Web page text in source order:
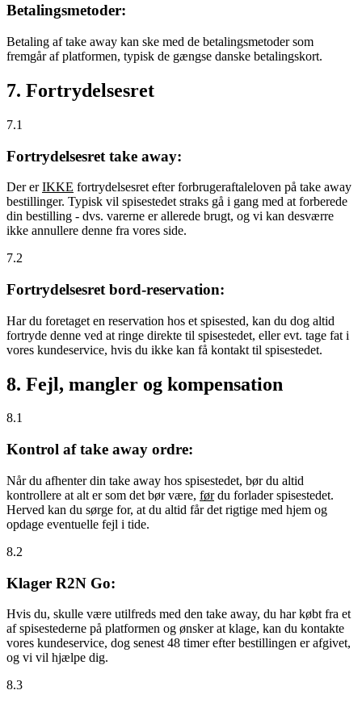
Betalingsmetoder:
Betaling af take away kan ske med de betalingsmetoder som
fremgår af platformen, typisk de gængse danske betalingskort.
7. Fortrydelsesret
7.1
Fortrydelsesret take away:
Der erIKKE fortrydelsesret efter forbrugeraftaleloven på take away
bestillinger. Typisk vil spisestedet straks gå i gang med at forberede
din bestilling - dvs. varerne er allerede brugt, og vi kan desværre
ikke annullere denne fra vores side.
7.2
Fortrydelsesret bord-reservation:
Har du foretaget en reservation hos et spisested, kan du dog altid
fortryde denne ved at ringe direkte til spisestedet, eller evt. tage fat i
vores kundeservice, hvis du ikke kan få kontakt til spisestedet.
8. Fejl, mangler og kompensation
8.1
Kontrol af take away ordre:
Når du afhenter din take away hos spisestedet, bør du altid
kontrollere at alt er som det bør være, førdu forlader spisestedet.
Herved kan du sørge for, at du altid får det rigtige med hjem og
opdage eventuelle fejl i tide.
8.2
Klager R2N Go:
Hvis du, skulle være utilfreds med den take away, du har købt fra et
af spisestederne på platformen og ønsker at klage, kan du kontakte
vores kundeservice, dog senest 48 timer efter bestillingen er afgivet,
og vi vil hjælpe dig.
8.3